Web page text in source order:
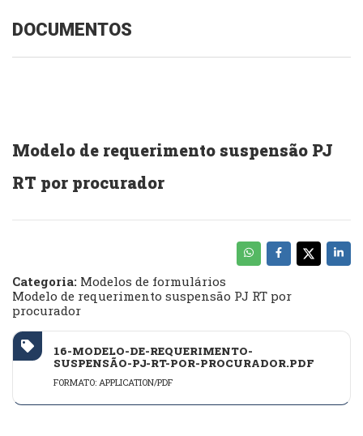
DOCUMENTOS
Modelo de requerimento suspensão PJ
RT por procurador
Categoria: Modelos de formulários
Modelo de requerimento suspensão PJ RT por
procurador
16-MODELO-DE-REQUERIMENTO-
SUSPENSÃO-PJ-RT-POR-PROCURADOR.PDF
FORMATO: APPLICATION/PDF